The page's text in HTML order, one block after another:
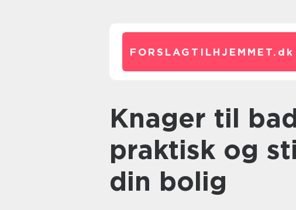
FORSLAGTILHJEMMET. dk
Knager til badeværelse – En
praktisk og
din bolig